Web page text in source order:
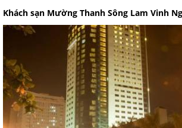
Khách sạn Mường Thanh Sông Lam Vinh